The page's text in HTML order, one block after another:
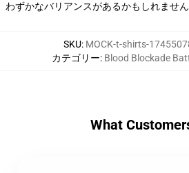
わずかなバリアンスがあるかもしれません
SKU: MOCK-t-shirts-
カテゴリー: Blood Blockade
What